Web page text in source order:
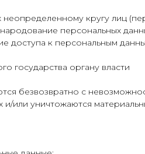
кругу лиц
персональных
доступа к персональным
государства органу власти
безвозвратно с
или уничтожаются